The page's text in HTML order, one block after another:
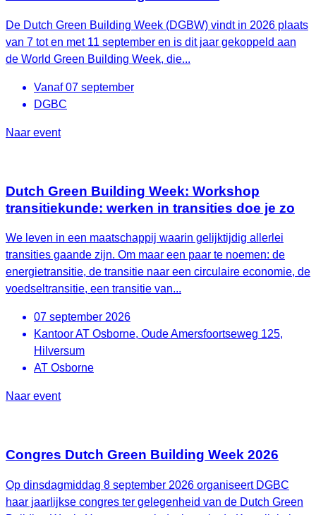
De Dutch Green Building Week (DGBW) vindt in 2026 plaats
van 7 tot en met 11 september en is dit jaar gekoppeld aan
de World Green Building Week, die...
Vanaf 07 september
DGBC
Naar event
Dutch Green Building Week: Workshop
transitiekunde: werken in transities doe je zo
We leven in een maatschappij waarin gelijktijdig allerlei
transities gaande zijn. Om maar een paar te noemen: de
energietransitie, de transitie naar een circulaire economie, de
voedseltransitie, een transitie van...
07 september 2026
Kantoor AT Osborne, Oude Amersfoortseweg 125,
Hilversum
AT Osborne
Naar event
Congres Dutch Green Building Week 2026
Op dinsdagmiddag 8 september 2026 organiseert DGBC
haar jaarlijkse congres ter gelegenheid van de Dutch Green